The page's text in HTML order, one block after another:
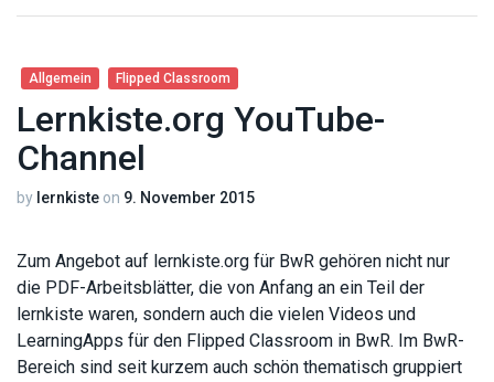
Allgemein Flipped Classroom
Lernkiste.org YouTube-
Channel
by lernkiste on 9. November 2015
Zum Angebot auf lernkiste.org für BwR gehören nicht nur
die PDF-Arbeitsblätter, die von Anfang an ein Teil der
lernkiste waren, sondern auch die vielen Videos und
LearningApps für den Flipped Classroom in BwR. Im BwR-
Bereich sind seit kurzem auch schön thematisch gruppiert